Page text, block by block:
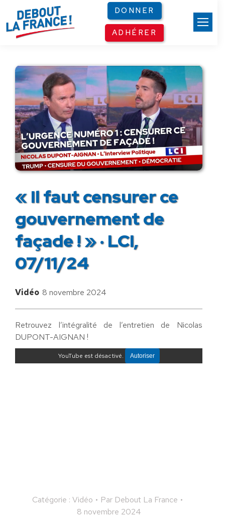
DONNER
ADHÉRER
« Il faut censurer ce
gouvernement de
façade ! » · LCI,
07/11/24
Vidéo 8 novembre 2024
Retrouvez l’intégralité de l’entretien de Nicolas
DUPONT-AIGNAN !
YouTube est désactivé. Autoriser
Catégorie : Vidéo Par Debout La France
8 novembre 2024
Panneau de gestion des cookies